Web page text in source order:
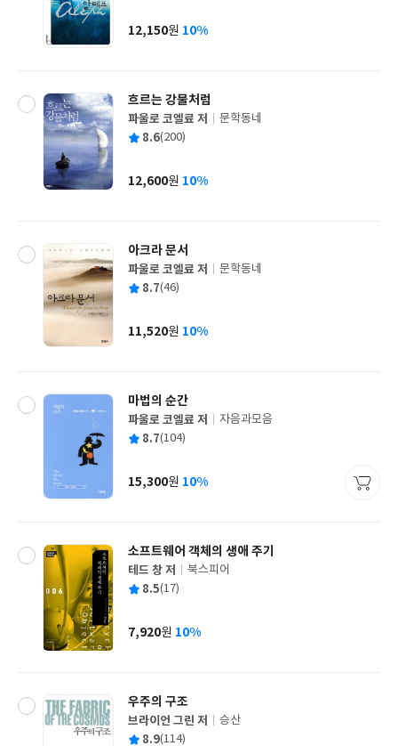
사
가
12,150원 10%
흐르는 강물처럼
글
쓴
파울로 코엘료 저
출
사
문학동네
평 8.6(200)
가
12,600원 10%
아크라 문서
글
쓴
파울로 코엘료 저
출
사
문학동네
평 8.7(46)
가
11,520원 10%
마법의 순간
글
쓴
파울로 코엘료 저
출
사
자음과모음
평 8.7(104)
가
15,300원 10%
소프트웨어 객체의 생애 주기
글
쓴
테드 창 저
출
사
북스피어
평 8.5(17)
가
7,920원 10%
우주의 구조
글
브라이언 그린 저
승산
평 8.9(114)